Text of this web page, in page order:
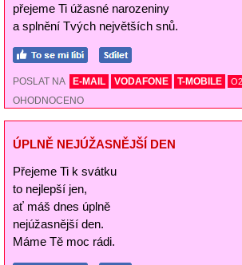
přejeme Ti úžasné narozeniny
a splnění Tvých největších snů.
POSLAT NA E-MAIL VODAFONE T-MOBILE O2
OHODNOCENO
ÚPLNĚ NEJÚŽASNĚJŠÍ DEN
Přejeme Ti k svátku
to nejlepší jen,
ať máš dnes úplně
nejúžasnější den.
Máme Tě moc rádi.